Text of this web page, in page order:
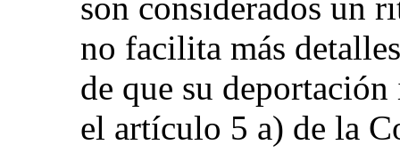
no facilita más
de que su
el artículo 5 a) de la